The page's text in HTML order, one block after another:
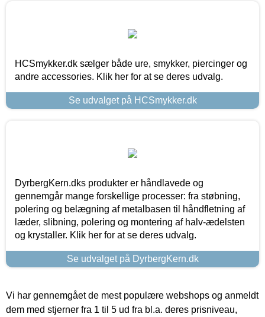
HCSmykker.dk sælger både ure, smykker, piercinger og
andre accessories. Klik her for at se deres udvalg.
Se udvalget på HCSmykker.dk
DyrbergKern.dks produkter er håndlavede og
gennemgår mange forskellige processer: fra støbning,
polering og belægning af metalbasen til håndfletning af
læder, slibning, polering og montering af halv-ædelsten
og krystaller. Klik her for at se deres udvalg.
Se udvalget på DyrbergKern.dk
Vi har gennemgået de mest populære webshops og anmeldt
dem med stjerner fra 1 til 5 ud fra bl.a. deres prisniveau,